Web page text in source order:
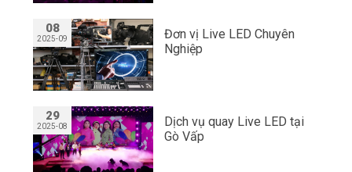
08
2025-09
Đơn vị Live LED Chuyên
Nghiệp
29
2025-08
Dịch vụ quay Live LED tại
Gò Vấp